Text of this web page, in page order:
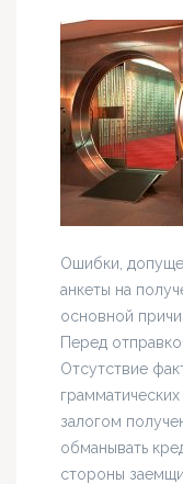
Ошибки,
анкеты на
основной
Перед
Отсутствие
залогом
обманывать
стороны